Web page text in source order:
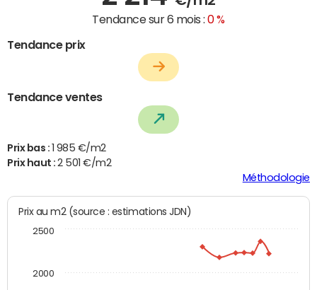
Tendance sur 6 mois :0 %
Tendance prix
Tendance ventes
Prix bas : 1 985 €/m2
Prix haut :2 501 €/m2
Méthodologie
Prix au m2 (source : estimations JDN)
2000
2500